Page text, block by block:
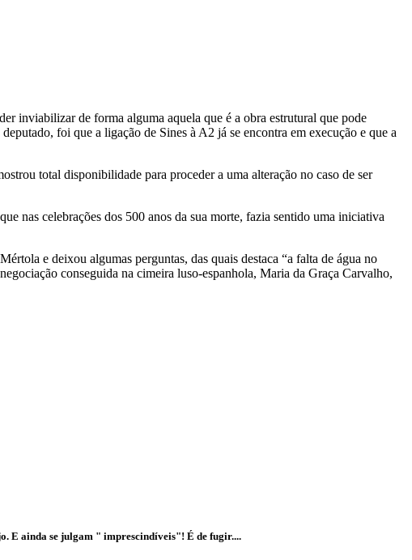
inviabilizar de forma alguma aquela que é a obra estrutural que pode
foi que a ligação de Sines à A2 já se encontra em execução e que a
total disponibilidade para proceder a uma alteração no caso de ser
nas celebrações dos 500 anos da sua morte, fazia sentido uma iniciativa
e deixou algumas perguntas, das quais destaca “a falta de água no
conseguida na cimeira luso-espanhola, Maria da Graça Carvalho,
E ainda se julgam " imprescindíveis"! É de fugir....